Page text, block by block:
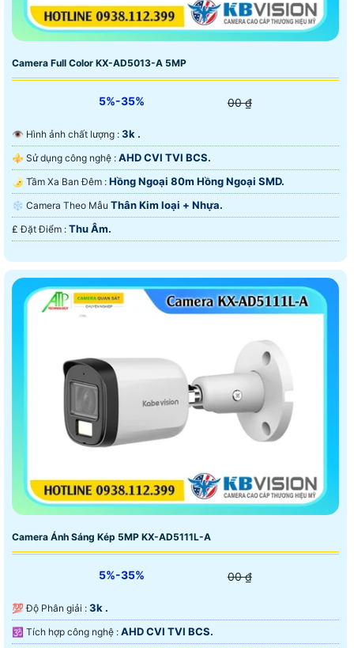
Camera Full Color KX-AD5013-A 5MP
5%-35% 00 ₫
👁 Hình ảnh chất lượng : 3k .
⚜️ Sử dụng công nghệ : AHD CVI TVI BCS.
🌛 Tầm Xa Ban Đêm : Hồng Ngoại 80m Hồng Ngoại SMD.
❄ Camera Theo Mẫu Thân Kim loại + Nhựa.
️₤ Đặt Điểm : Thu Âm.
Camera Ánh Sáng Kép 5MP KX-AD5111L-A
5%-35% 00 ₫
💯 Độ Phân giải : 3k .
🕉️ Tích hợp công nghệ : AHD CVI TVI BCS.